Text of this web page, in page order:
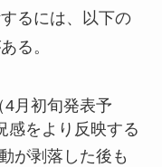
るには、以下の
る。
4月初旬発表予
感をより反映する
が剥落した後も